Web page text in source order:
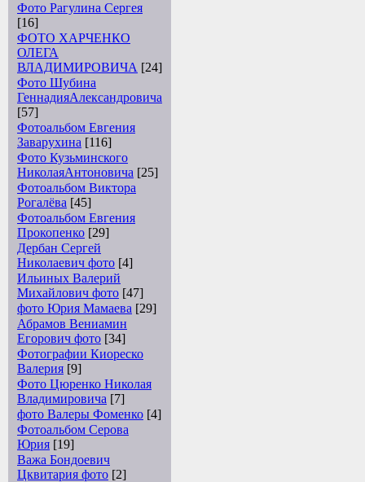
Фото Рагулина Сергея
[16]
ФОТО ХАРЧЕНКО
ОЛЕГА
ВЛАДИМИРОВИЧА [24]
Фото Шубина
ГеннадияАлександровича
[57]
Фотоальбом Евгения
Заварухина [116]
Фото Кузьминского
НиколаяАнтоновича [25]
Фотоальбом Виктора
Рогалёва [45]
Фотоальбом Евгения
Прокопенко [29]
Дербан Сергей
Николаевич фото [4]
Ильиных Валерий
Михайлович фото [47]
фото Юрия Мамаева [29]
Абрамов Вениамин
Егорович фото [34]
Фотографии Киореско
Валерия [9]
Фото Цюренко Николая
Владимировича [7]
фото Валеры Фоменко [4]
Фотоальбом Серова
Юрия [19]
Важа Бондоевич
Цквитария фото [2]